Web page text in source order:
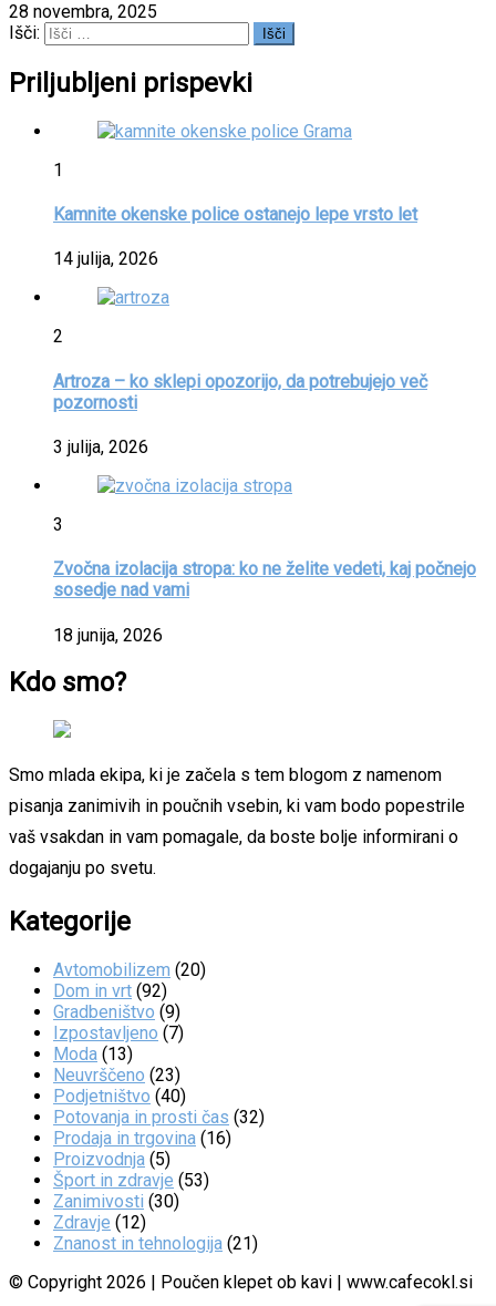
28 novembra, 2025
Išči:
Priljubljeni prispevki
1
Kamnite okenske police ostanejo lepe vrsto let
14 julija, 2026
2
Artroza – ko sklepi opozorijo, da potrebujejo več
pozornosti
3 julija, 2026
3
Zvočna izolacija stropa: ko ne želite vedeti, kaj počnejo
sosedje nad vami
18 junija, 2026
Kdo smo?
Smo mlada ekipa, ki je začela s tem blogom z namenom
pisanja zanimivih in poučnih vsebin, ki vam bodo popestrile
vaš vsakdan in vam pomagale, da boste bolje informirani o
dogajanju po svetu.
Kategorije
Avtomobilizem (20)
Dom in vrt (92)
Gradbeništvo (9)
Izpostavljeno (7)
Moda (13)
Neuvrščeno (23)
Podjetništvo (40)
Potovanja in prosti čas (32)
Prodaja in trgovina (16)
Proizvodnja (5)
Šport in zdravje (53)
Zanimivosti (30)
Zdravje (12)
Znanost in tehnologija (21)
© Copyright 2026 | Poučen klepet ob kavi | www.cafecokl.si